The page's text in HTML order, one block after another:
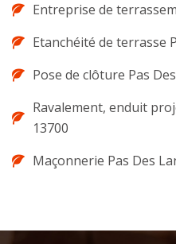
Entreprise de
Etanchéité de terrasse
Pose de clôture Pas
Ravalement, enduit
13700
Maçonnerie Pas Des